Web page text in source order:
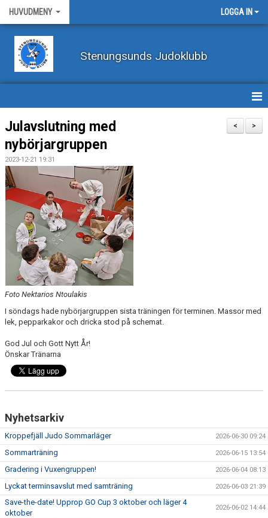
HUVUDMENY LOGGA IN
Stenungsunds Judoklubb
HEM
FÖRBUNDSNYHETER
BILDER
BÖRJA TRÄNA JUDO
BLI MEDLEM
VECKOSCHEMA
>
<
Julavslutning med
nybörjargruppen
2023-12-21 19:31
Foto Nektarios Ntoulakis
I söndags hade nybörjargruppen sista träningen för terminen. Massor med
lek, pepparkakor och dricka stod på schemat.
God Jul och Gott Nytt År!
Önskar Tränarna
Nyhetsarkiv
Kroppefjäll Judo Sommarläger 2026-06-30 09:24
Sommarträning 2026-06-15 13:54
Gradering i Vuxengruppen! 2026-06-04 08:13
Lyckat terminsavslut med samträning 2026-06-03 21:39
Save-the-date! Upprop GO Cup 3 oktober och läger 4
oktober
2026-06-02 14:44